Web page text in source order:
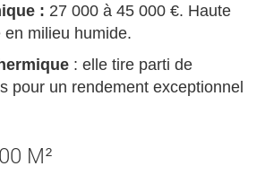
: 27 000 à 45 000 €. Haute
en milieu humide.
: elle tire parti de
pour un rendement exceptionnel
M²